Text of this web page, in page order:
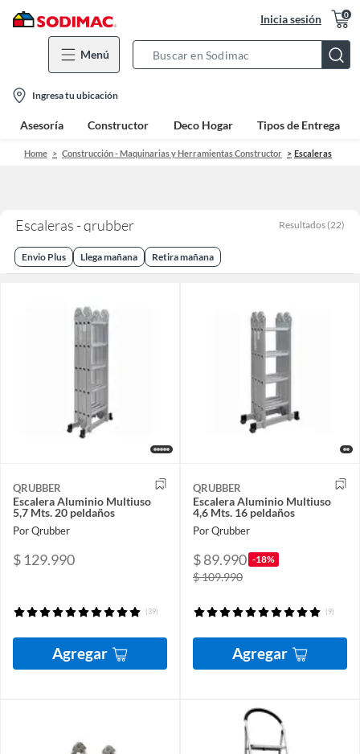
Inicia sesión 0
Menú
Bar
location-
icon
Ingresa tu ubicación
Asesoría Constructor Deco Hogar Tipos de Entrega
Home Construcción - Maquinarias y Herramientas Constructor Escaleras
Escaleras - qrubber Resultados (22)
Envio Plus Llega mañana Retira mañana
QRUBBER
Escalera Aluminio Multiuso
5,7 Mts. 20 peldaños
Por Qrubber
$ 129.990
(39)
Agregar
QRUBBER
Escalera Aluminio Multiuso
4,6 Mts. 16 peldaños
Por Qrubber
$ 89.990 -18%
$ 109.990
(9)
Agregar